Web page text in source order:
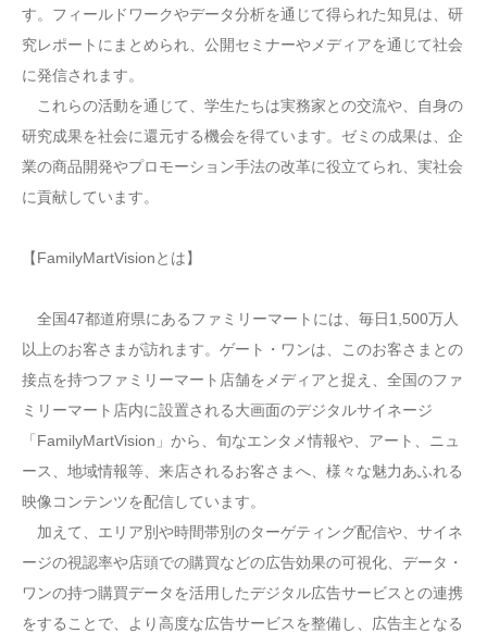
す。フィールドワークやデータ分析を通じて得られた知見は、研
究レポートにまとめられ、公開セミナーやメディアを通じて社会
に発信されます。
これらの活動を通じて、学生たちは実務家との交流や、自身の
研究成果を社会に還元する機会を得ています。ゼミの成果は、企
業の商品開発やプロモーション手法の改革に役立てられ、実社会
に貢献しています。
【FamilyMartVisionとは】
全国47都道府県にあるファミリーマートには、毎日1,500万人
以上のお客さまが訪れます。ゲート・ワンは、このお客さまとの
接点を持つファミリーマート店舗をメディアと捉え、全国のファ
ミリーマート店内に設置される大画面のデジタルサイネージ
「FamilyMartVision」から、旬なエンタメ情報や、アート、ニュ
ース、地域情報等、来店されるお客さまへ、様々な魅力あふれる
映像コンテンツを配信しています。
加えて、エリア別や時間帯別のターゲティング配信や、サイネ
ージの視認率や店頭での購買などの広告効果の可視化、データ・
ワンの持つ購買データを活用したデジタル広告サービスとの連携
をすることで、より高度な広告サービスを整備し、広告主となる